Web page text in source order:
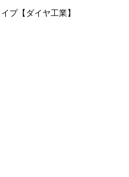
プ【ダイヤ工業】